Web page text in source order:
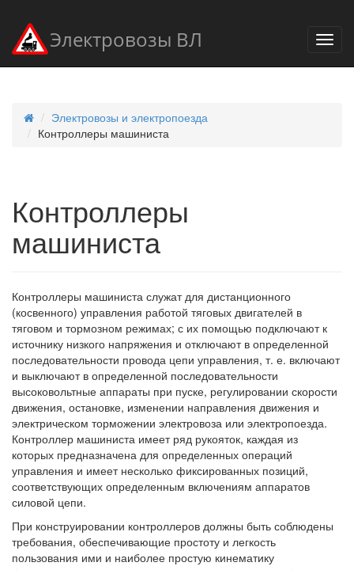
Электровозы ВЛ
Электровозы и электропоезда
Контроллеры машиниста
Контроллеры
машиниста
Контроллеры машиниста служат для дистанционного
(косвенного) управления работой тяговых двигателей в
тяговом и тормозном режимах; с их помощью подключают к
источнику низкого напряжения и отключают в определенной
последовательности провода цепи управления, т. е. включают
и выключают в определенной последовательности
высоковольтные аппараты при пуске, регулировании скорости
движения, остановке, изменении направления движения и
электрическом торможении электровоза или электропоезда.
Контроллер машиниста имеет ряд рукояток, каждая из
которых предназначена для определенных операций
управления и имеет несколько фиксированных позиций,
соответствующих определенным включениям аппаратов
силовой цепи.
При конструировании контроллеров должны быть соблюдены
требования, обеспечивающие простоту и легкость
пользования ими и наиболее простую кинематику